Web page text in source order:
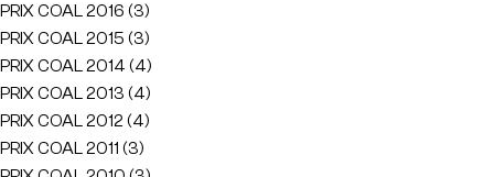
PRIX COAL 2016 (3)
PRIX COAL 2015 (3)
PRIX COAL 2014 (4)
PRIX COAL 2013 (4)
PRIX COAL 2012 (4)
PRIX COAL 2011 (3)